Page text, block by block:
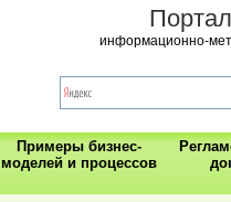
информационно-
Примеры бизнес-
моделей и процессов